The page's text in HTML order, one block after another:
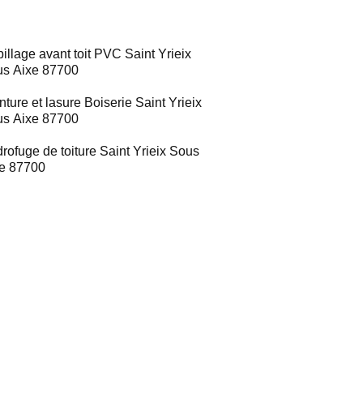
avant toit PVC Saint Yrieix
Aixe 87700
et lasure Boiserie Saint Yrieix
Aixe 87700
de toiture Saint Yrieix Sous
87700